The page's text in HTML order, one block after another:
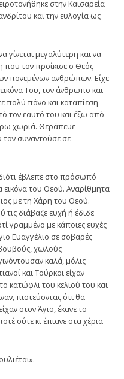
στην Καισαρεία
και την ευλογία ως
γίνεται μεγαλύτερη και να
τον προίκισε ο Θεός
πονεμένων ανθρώπων. Είχε
Του, τον άνθρωπο και
πολύ πόνο και καταπίεση
τον εαυτό του και έξω από
χωριά. Θεράπευε
συναντούσε σε
έβλεπε στο πρόσωπό
του Θεού. Αναρίθμητα
με τη Χάρη του Θεού.
τις διάβαζε ευχή ή έδιδε
γραμμένο με κάποιες ευχές
Ευαγγέλιο σε σοβαρές
χωλούς
καλά, μόλις
και Τούρκοι είχαν
κατώφλι του κελιού του και
πιστεύοντας ότι θα
στον Άγιο, έκανε το
ούτε κι έπιανε στα χέρια